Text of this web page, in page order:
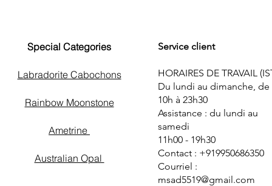
Service client
HORAIRES DE TRAVAIL
Du lundi au dimanche, de
10h à 23h30
Assistance : du lundi au
samedi
11h00 - 19h30
Contact : +919950686350
Courriel :
msad5519@gmail.com
Special Categories
Labradorite Cabochons
Rainbow Moonstone
Ametrine
Australian Opal